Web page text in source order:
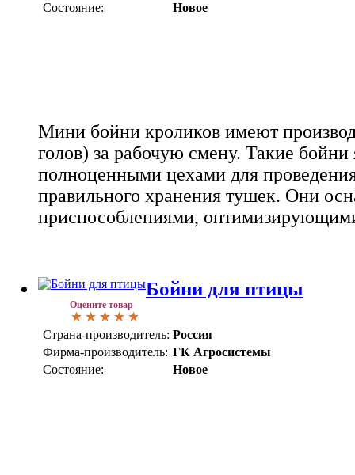
Состояние:
Новое
Мини бойни кроликов имеют
голов) за рабочую смену. Такие бойни
полноценными цехами для
правильного хранения тушек. Они
приспособлениями,
Оцените товар
Бойни для птицы
Страна-производитель: Россия
Фирма-производитель: ГК Агросистемы
Состояние:
Новое